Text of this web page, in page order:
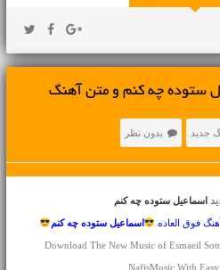
ستوده چه کنم و متن آهنگ
جدید بدون نظر
اسماعیل ستوده چه کنم
فوق العاده اسماعیل ستوده چه کنم
Download The New Music of Esmaeil
NafisMusic With